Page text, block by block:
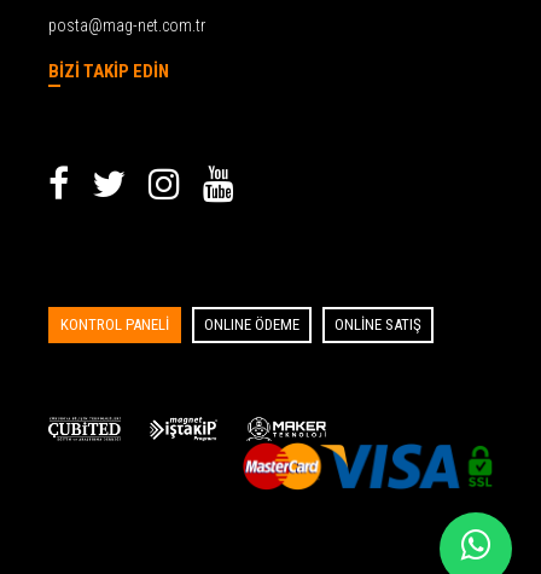
posta@mag-net.com.tr
BİZİ TAKİP EDİN
KONTROL PANELİ ONLINE ÖDEME ONLİNE SATIŞ